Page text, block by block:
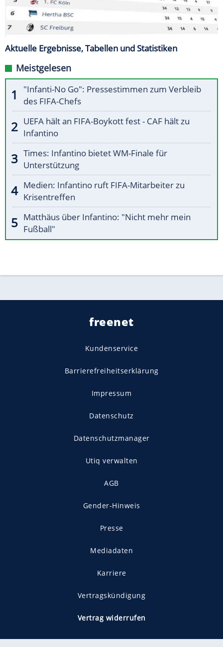
Aktuelle Ergebnisse, Tabellen und Statistiken
Meistgelesen
"Infanti-No Go": Pressestimmen zum Verbleib
des FIFA-Chefs
UEFA hält an FIFA-Boykott fest - CAF hält zu
Infantino
Times: Infantino bietet WM-Finale für
Unterstützung
Medien: Infantino ruft FIFA-Mitarbeiter zu
Krisentreffen
Matthäus über Infantino: "Nicht mehr mein
Fußball"
freenet
Kundenservice
Barrierefreiheitserklärung
Impressum
Datenschutz
Datenschutzmanager
Utiq verwalten
AGB
Gender-Hinweis
Presse
Mediadaten
Karriere
Vertragskündigung
Vertrag widerrufen